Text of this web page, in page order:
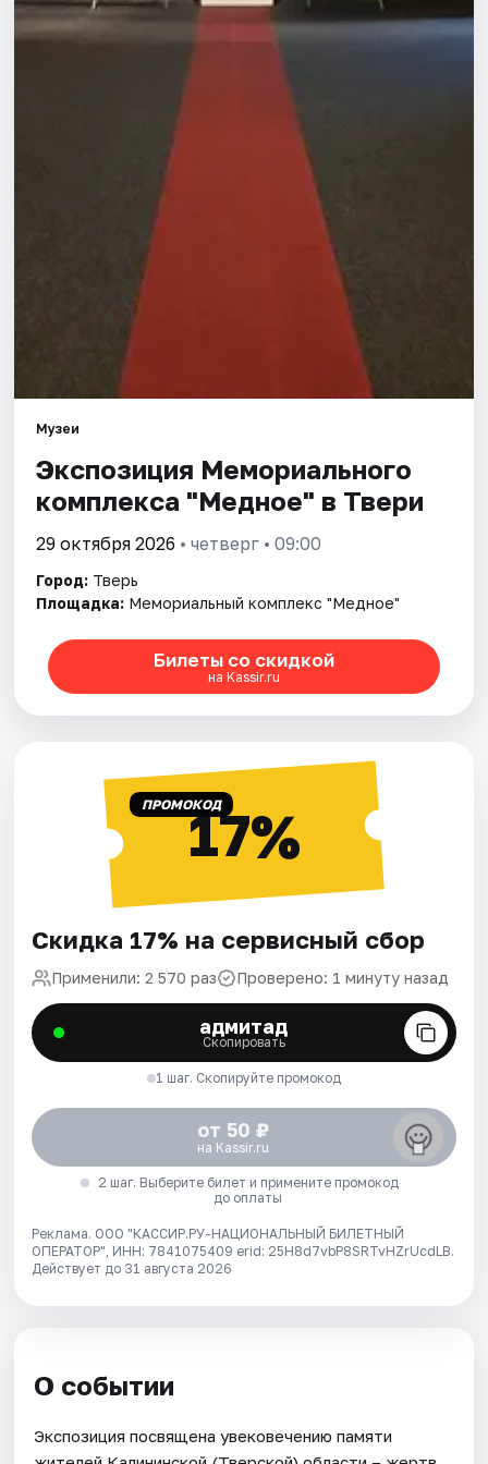
Музеи
Экспозиция Мемориального
комплекса "Медное" в Твери
29 октября 2026 • четверг • 09:00
Город: Тверь
Площадка: Мемориальный комплекс "Медное"
Билеты со скидкой
на Kassir.ru
ПРОМОКОД17%
Скидка 17% на сервисный сбор
Применили: 2 570 раз Проверено: 1 минуту назад
адмитад
Скопировать
1 шаг. Скопируйте промокод
от 50 ₽
на Kassir.ru
2 шаг. Выберите билет и примените промокод
до оплаты
Реклама. ООО "КАССИР.РУ-НАЦИОНАЛЬНЫЙ БИЛЕТНЫЙ
ОПЕРАТОР", ИНН: 7841075409 erid: 25H8d7vbP8SRTvHZrUcdLB.
Действует до 31 августа 2026
О событии
Экспозиция посвящена увековечению памяти